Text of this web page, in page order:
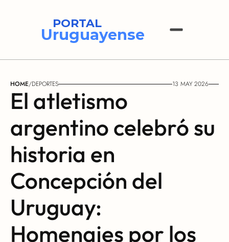
PORTAL
Uruguayense
HOME/DEPORTES 13 MAY 2026
El atletismo
argentino celebró su
historia en
Concepción del
Uruguay:
Homenajes por los